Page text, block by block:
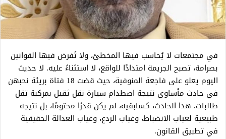
في مجتمعات لا يُحاسب فيها المخطئ، ولا تُفرض فيها القوانين
بصرامة، تصبح الجريمة امتدادًا للواقع، لا استثناءً عليه. لا حديث
اليوم يعلو على فاجعة المنوفية، حيث قضت 18 فتاة بريئة نحبهن
في حادث مأساوي نتيجة اصطدام سيارة نقل ثقيل بمركبة تقل
طالبات. هذا الحادث، كسابقيه، لم يكن قدرًا محتومًا، بل نتيجة
طبيعية لغياب الانضباط، وغياب الردع، وغياب العدالة الحقيقية
في تطبيق القانون.